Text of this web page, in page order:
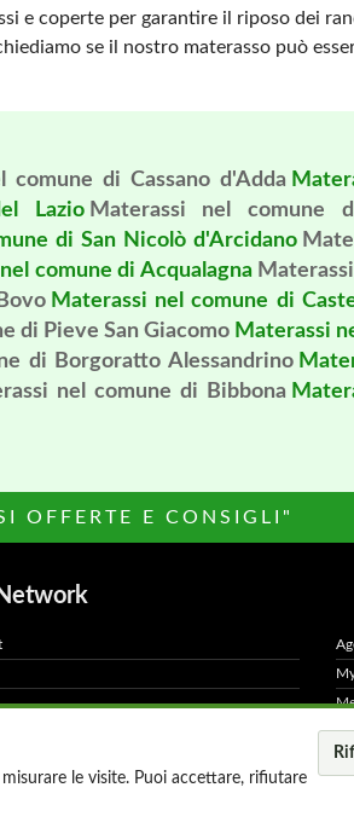
e coperte per garantire il riposo dei
se il nostro materasso può
comune di Cassano d'Adda
Lazio Materassi nel comune
di San Nicolò d'Arcidano
comune di Acqualagna
Materassi nel comune di
di Pieve San Giacomo Materassi
di Borgoratto Alessandrino
nel comune di Bibbona
OFFERTE E CONSIGLI"
Di
-
le visite. Puoi accettare, rifiutare